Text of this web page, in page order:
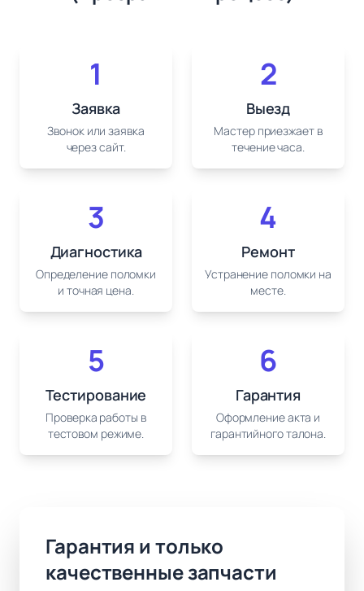
1
Заявка
Звонок или заявка
через сайт.
2
Выезд
Мастер приезжает в
течение часа.
3
Диагностика
Определение поломки
и точная цена.
4
Ремонт
Устранение поломки на
месте.
5
Тестирование
Проверка работы в
тестовом режиме.
6
Гарантия
Оформление акта и
гарантийного талона.
Гарантия и только
качественные запчасти